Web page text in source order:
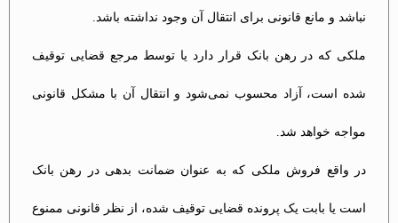
نباشد و مانع قانونی برای انتقال آن وجود نداشته باشد​.
ملکی که در رهن بانک قرار دارد یا توسط مرجع قضایی توقیف
شده است، آزاد محسوب نمی‌شود و انتقال آن با مشکل قانونی
مواجه خواهد شد​.
در واقع فروش ملکی که به عنوان ضمانت بدهی در رهن بانک
است یا بابت یک پرونده قضایی توقیف شده، از نظر قانونی ممنوع